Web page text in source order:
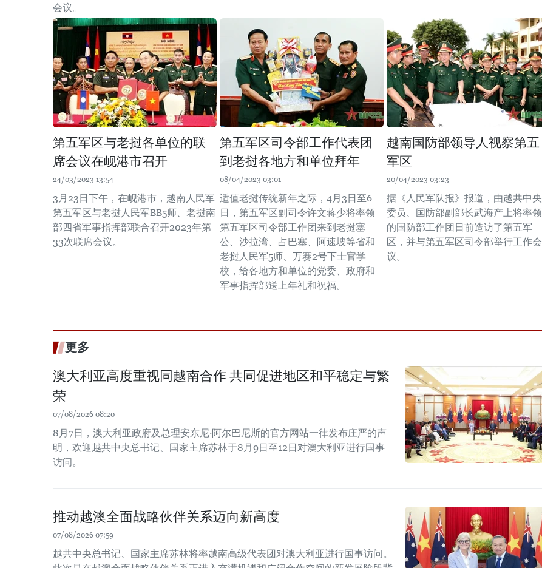
会议。
第五军区与老挝各单位的联
席会议在岘港市召开
24/03/2023 13:54
3月23日下午，在岘港市，越南人民军
第五军区与老挝人民军BB5师、老挝南
部四省军事指挥部联合召开2023年第
33次联席会议。
第五军区司令部工作代表团
到老挝各地方和单位拜年
08/04/2023 03:01
适值老挝传统新年之际，4月3日至6
日，第五军区副司令许文蒋少将率领
第五军区司令部工作团来到老挝塞
公、沙拉湾、占巴塞、阿速坡等省和
老挝人民军5师、万赛2号下士官学
校，给各地方和单位的党委、政府和
军事指挥部送上年礼和祝福。
越南国防部领导人视察第五
军区
20/04/2023 03:23
据《人民军队报》报道，由越共中央
委员、国防部副部长武海产上将率领
的国防部工作团日前造访了第五军
区，并与第五军区司令部举行工作会
议。
更多
澳大利亚高度重视同越南合作 共同促进地区和平稳定与繁
荣
07/08/2026 08:20
8月7日，澳大利亚政府及总理安东尼·阿尔巴尼斯的官方网站一律发布庄严的声
明，欢迎越共中央总书记、国家主席苏林于8月9日至12日对澳大利亚进行国事
访问。
推动越澳全面战略伙伴关系迈向新高度
07/08/2026 07:59
越共中央总书记、国家主席苏林将率越南高级代表团对澳大利亚进行国事访问。